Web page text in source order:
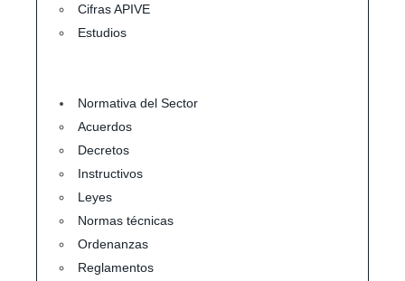
Cifras APIVE
Estudios
Normativa del Sector
Acuerdos
Decretos
Instructivos
Leyes
Normas técnicas
Ordenanzas
Reglamentos